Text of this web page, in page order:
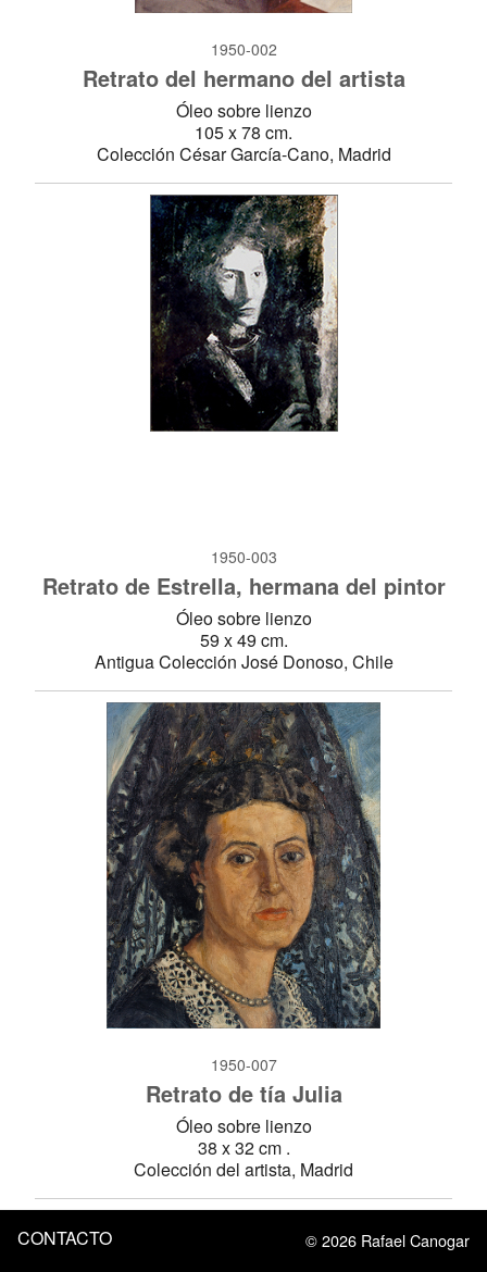
1950-002
Retrato del hermano del artista
Óleo sobre lienzo
105 x 78 cm.
Colección César García-Cano, Madrid
1950-003
Retrato de Estrella, hermana del pintor
Óleo sobre lienzo
59 x 49 cm.
Antigua Colección José Donoso, Chile
1950-007
Retrato de tía Julia
Óleo sobre lienzo
38 x 32 cm .
Colección del artista, Madrid
CONTACTO © 2026 Rafael Canogar